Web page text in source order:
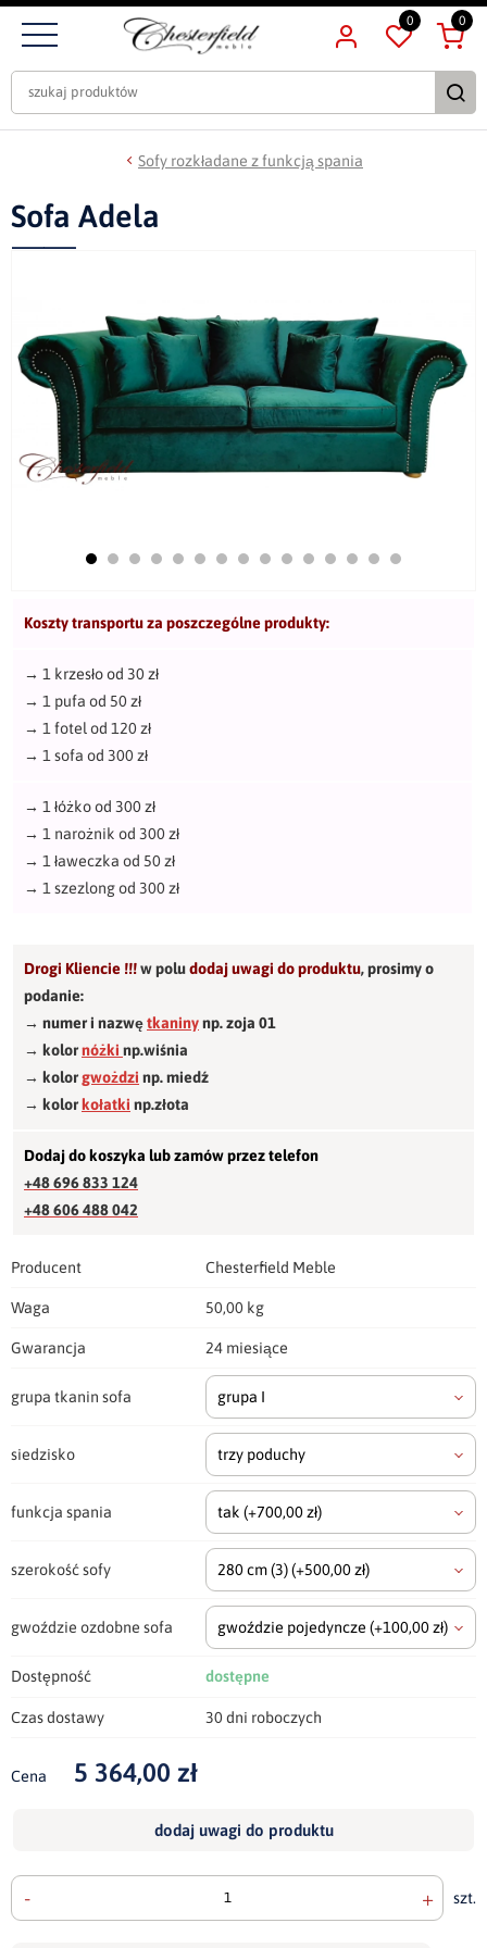
0 0
Sofy rozkładane z funkcją spania
Sofa Adela
Koszty transportu za poszczególne produkty:
→ 1 krzesło od 30 zł
→ 1 pufa od 50 zł
→ 1 fotel od 120 zł
→ 1 sofa od 300 zł
→ 1 łóżko od 300 zł
→ 1 narożnik od 300 zł
→ 1 ławeczka od 50 zł
→ 1 szezlong od 300 zł
Drogi Kliencie !!!w poludodaj uwagi do produktu,prosimy o
podanie:
→ numer i nazwętkaninynp. zoja 01
→ kolornóżki np.wiśnia
→ kolorgwożdzi np. miedź
→ kolorkołatki np.złota
Dodaj do koszyka lub zamów przez telefon
+48 696 833 124
+48 606 488 042
Producent Chesterfield Meble
Waga 50,00 kg
Gwarancja 24 miesiące
grupa tkanin sofa grupa I
siedzisko trzy poduchy
funkcja spania tak (+700,00 zł)
szerokość sofy 280 cm(3)(+500,00 zł)
gwoździe ozdobne sofa gwoździe pojedyncze (+100,00 zł)
Dostępność dostępne
Czas dostawy 30 dni roboczych
Cena 5 364,00 zł
dodaj uwagi do produktu
- + szt.